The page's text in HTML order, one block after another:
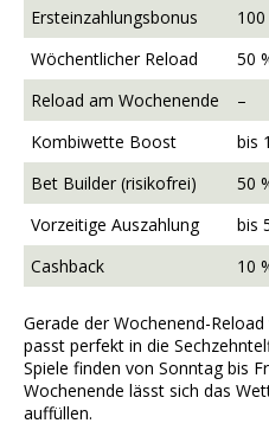
Ersteinzahlungsbonus
Wöchentlicher Reload
50
Reload am Wochenende
–
Kombiwette Boost
bis
Bet Builder (risikofrei)
50
Vorzeitige Auszahlung
bis
Cashback
10
Gerade der Wochenend-
passt perfekt in die
Spiele finden von Sonntag bis
Wochenende lässt sich das
auffüllen.